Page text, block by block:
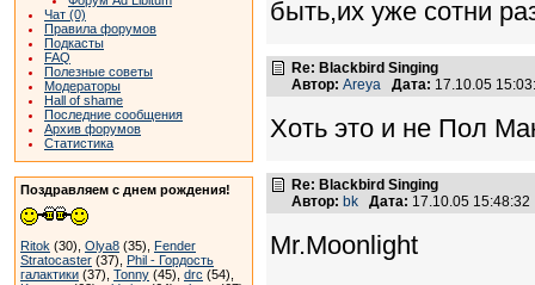
Чат (0)
Правила форумов
Подкасты
FAQ
Полезные советы
Модераторы
Hall of shame
Последние сообщения
Архив форумов
Статистика
Поздравляем с днем рождения!
Ritok (30), Olya8 (35), Fender
Stratocaster (37), Phil - Гордость
галактики (37), Tonny (45), drc (54),
быть,их уже сотни
Re: Blackbird Singing
Автор: Areya Дата: 17.10.05
Хоть это и не Пол
Re: Blackbird Singing
Автор: bk Дата: 17.10.05
Mr.Moonlight